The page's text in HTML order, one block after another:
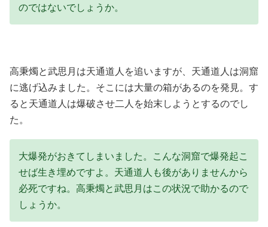
のではないでしょうか。
高秉燭と武思月は天通道人を追いますが、天通道人は洞窟
に逃げ込みました。そこには大量の箱があるのを発見。す
ると天通道人は爆破させ二人を始末しようとするのでし
た。
大爆発がおきてしまいました。こんな洞窟で爆発起こ
せば生き埋めですよ。天通道人も後がありませんから
必死ですね。高秉燭と武思月はこの状況で助かるので
しょうか。